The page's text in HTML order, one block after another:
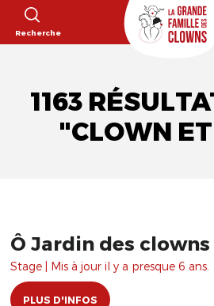
Recherche
1163
"CLOWN
Ô Jardin des
Stage | Mis à jour il y a presque 6 ans.
PLUS D'INFOS